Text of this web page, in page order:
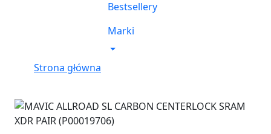
Bestsellery
Marki
Strona główna